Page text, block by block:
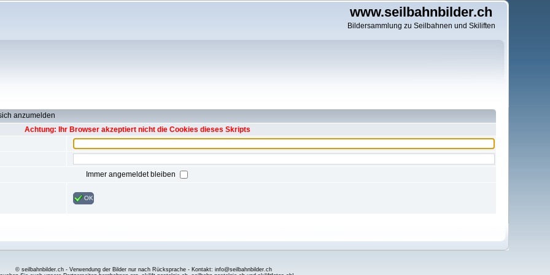
www.seilbahnbilder.ch
Bildersammlung zu Seilbahnen und Skiliften
anzumelden
Achtung: Ihr Browser akzeptiert nicht die Cookies dieses Skripts
Immer angemeldet bleiben
OK
© seilbahnbilder.ch - Verwendung der Bilder nur nach Rücksprache - Kontakt: info@seilbahnbilder.ch